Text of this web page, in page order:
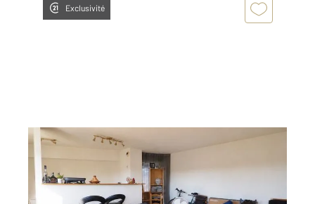
Exclusivité
STRASBOURG 67
54 m
Ref : 20515
Appartement F2 à vendre